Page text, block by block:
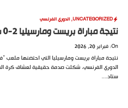
UNCATEGORIZED
,الدوري الفرنسي
نتيجة مباراة بريست ومارسيليا 2-0 سقوط عملاق جنوب
On: فبراير 20, 2026
نتيجة مباراة بريست ومارسيليا التي احتضنها
الدوري الفرنسي، شكلت صدمة حقيقية لعشاق كرة
ستاد....